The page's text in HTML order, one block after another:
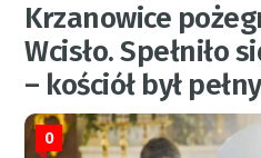
Krzanowice
Wcisło. Spełniło
– kościół był pełny
0